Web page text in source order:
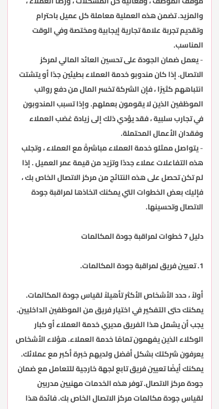
والمزيد. تضمن هذه العملية معاملة كل عميل باحترام
وتقديم تجربة علامة تجارية إيجابية ومختصة وفي الوقت
المناسب.
-يعمل ضمان الجودة على تحسين العائد المالي لمركز
الاتصال. إذا كان مندوبو خدمة العملاء بطيئين جدًا أو يتشتت
انتباههم كثيرًا ، فإن الشركة تخسر المال من دفع رواتب
الموظفين الذين لا يقومون بعملهم. وإذا تسبب المندوبون
في تجارب سلبية ، فقد يؤدي ذلك إلى زيادة غضب العملاء
وفقدان الأعمال المحتملة.
-يتواصل ممثلو خدمة العملاء مباشرةً مع العملاء ، وتجلب
هذه التفاعلات عملاء جددًا وتزيد من قيمة عمر العميل . إذا
لم تكن تحصل على هذه النتائج من مركز الاتصال الخاص بك ،
فإليك بعض الخطوات التي يمكنك اتخاذها لمراقبة جودة
الاتصال وتحسينها.
دليل 7 خطوات لمراقبة جودة المكالمات
1. تعيين فريق لمراقبة جودة المكالمات.
أولاً ، حدد الأشخاص الأكثر تأهيلاً لقياس جودة المكالمات.
يمكنك حتى التفكير في اختيار فريق من الموظفين الداخليين.
يجب أن يشمل هذا الفريق مديري خدمة العملاء أو كبار
الوكلاء الذين يفهمون تمامًا خدمة العملاء. هؤلاء الأشخاص
يعرفون شركتك بشكل أفضل ولديهم خبرة أكبر مع عملائك.
يمكنك أيضًا تعيين فريق تابع لجهة خارجية للتعامل مع ضمان
جودة مركز الاتصال. توفر هذه الخدمات مهنيين مدربين
لقياس جودة مكالمات مركز الاتصال الخاص بك. فائدة هذا